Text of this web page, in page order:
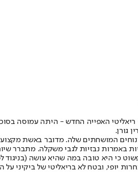
האפייה החדש - היתה עמוסה
גורן.
המושחתים שלה. מדובר באשת
נבזיות לגבי משקלה. מתברר
כי היא טובה במה שהיא עושה
יופי, ובטח לא בריאליטי של ביקיני על